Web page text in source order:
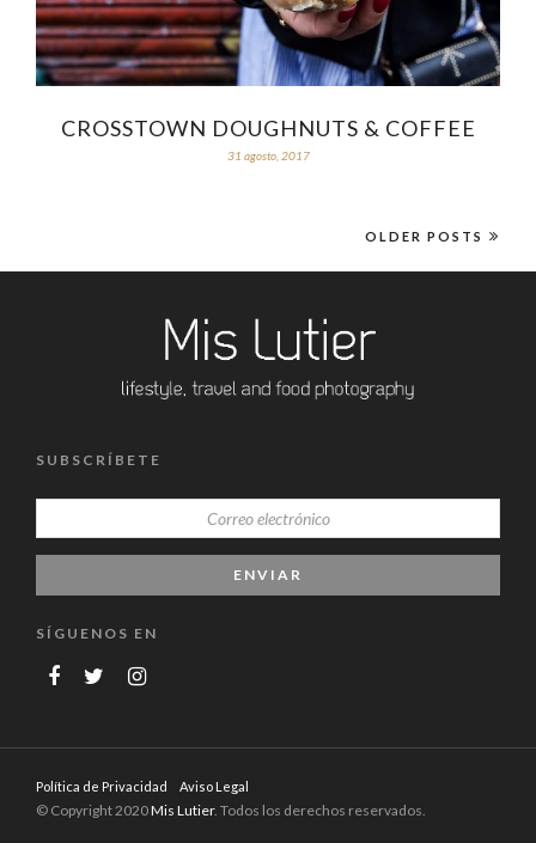
CROSSTOWN DOUGHNUTS & COFFEE
31 agosto, 2017
OLDER POSTS
SUBSCRÍBETE
SÍGUENOS EN
Política de Privacidad Aviso Legal
© Copyright 2020Mis Lutier. Todos los derechos reservados.